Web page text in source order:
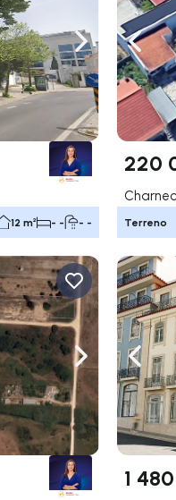
Navegação
12 m² - - - -
220
Terreno
Navegação
1